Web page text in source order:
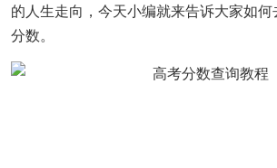
的人生走向，今天小编就来告诉大家如
分数。